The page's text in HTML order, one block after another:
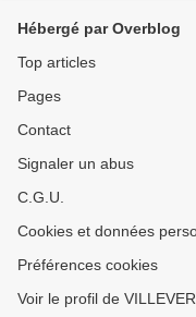
Hébergé par Overblog
Top articles
Pages
Contact
Signaler un abus
C.G.U.
Cookies et données
Préférences cookies
Voir le profil de